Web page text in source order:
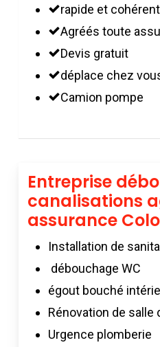
rapide et
Agréés toute
Devis gratuit
déplace chez
Camion pompe
Entreprise
canalisations
assurance
Installation de
débouchage WC
égout bouché
Rénovation de salle
Urgence plomberie